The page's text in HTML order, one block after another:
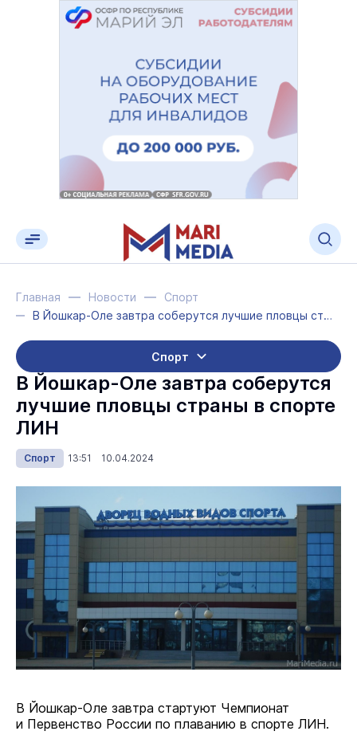
Главная Новости
Спорт
В Йошкар-Оле завтра соберутся лучшие пловцы страны в спорте ЛИН
Спорт
В Йошкар-Оле завтра соберутся
лучшие пловцы страны в спорте
ЛИН
Спорт 13:51 10.04.2024
В Йошкар-Оле завтра стартуют Чемпионат
и Первенство России по плаванию в спорте ЛИН.